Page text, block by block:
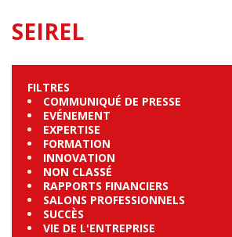
SEIREL
FILTRES
COMMUNIQUÉ DE PRESSE
EVÉNEMENT
EXPERTISE
FORMATION
INNOVATION
NON CLASSÉ
RAPPORTS FINANCIERS
SALONS PROFESSIONNELS
SUCCÈS
VIE DE L'ENTREPRISE